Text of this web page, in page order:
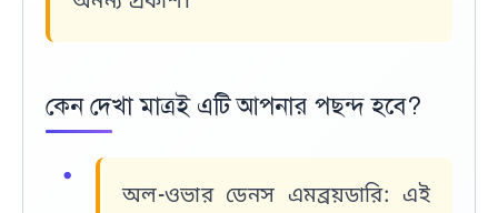
কেন দেখা মাত্রই এটি আপনার পছন্দ হবে?
অল-ওভার ডেনস এমব্রয়ডারি: এই